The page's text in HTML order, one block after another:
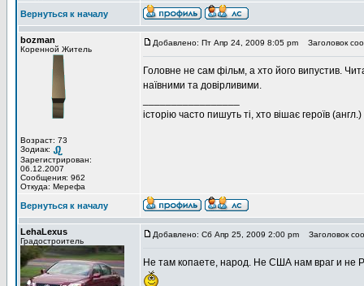
Вернуться к началу
bozman
Коренной Житель
Возраст: 73
Зодиак:
Зарегистрирован:
06.12.2007
Сообщения: 962
Откуда: Мерефа
Добавлено: Пт Апр 24, 2009 8:05 pm Заголовок
Головне не сам фільм, а хто його випустив.
наївними та довірливими.
історію часто пишуть ті, хто вішає героїв
Вернуться к началу
LehaLexus
Градостроитель
Добавлено: Сб Апр 25, 2009 2:00 pm Заголовок
Не там копаете, народ. Не США нам враг и не